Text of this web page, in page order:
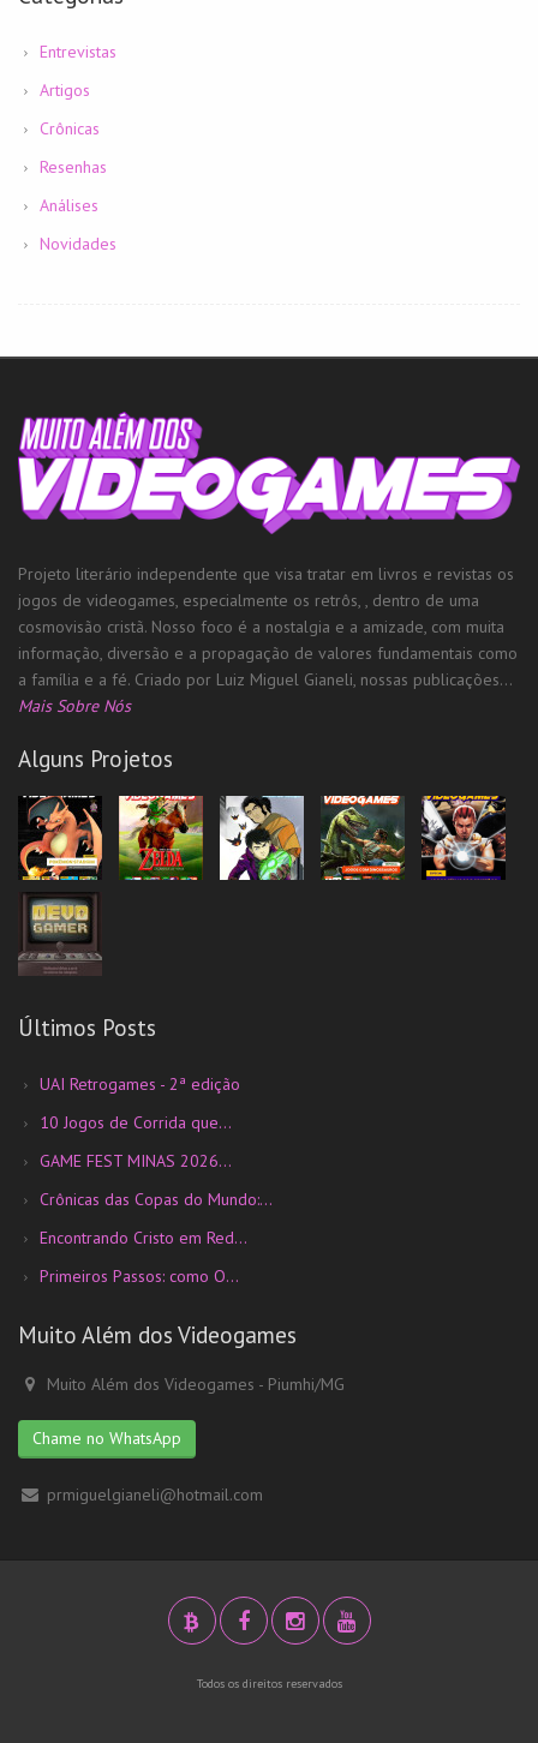
Entrevistas
Artigos
Crônicas
Resenhas
Análises
Novidades
Projeto literário independente que visa tratar em livros e revistas os
jogos de videogames, especialmente os retrôs, , dentro de uma
cosmovisão cristã. Nosso foco é a nostalgia e a amizade, com muita
informação, diversão e a propagação de valores fundamentais como
a família e a fé. Criado por Luiz Miguel Gianeli, nossas publicações...
Mais Sobre Nós
Alguns Projetos
Últimos Posts
UAI Retrogames - 2ª edição
10 Jogos de Corrida que...
GAME FEST MINAS 2026...
Crônicas das Copas do Mundo:...
Encontrando Cristo em Red...
Primeiros Passos: como O...
Muito Além dos Videogames
Muito Além dos Videogames - Piumhi/MG
Chame no WhatsApp
prmiguelgianeli@hotmail.com
Todos os direitos reservados